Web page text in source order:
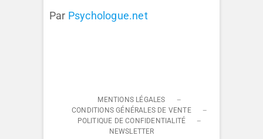
Par Psychologue.net
MENTIONS LÉGALES
CONDITIONS GÉNÉRALES DE VENTE
POLITIQUE DE CONFIDENTIALITÉ
NEWSLETTER